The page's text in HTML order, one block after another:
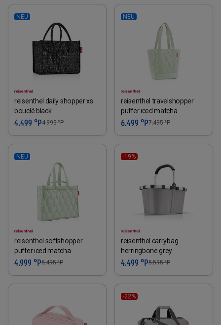
NEU
reisenthel daily shopper xs
bouclé black
4.499 °P4.995°P
NEU
reisenthel travelshopper
puffer iced matcha
6.499 °P7.495°P
NEU
reisenthel softshopper
puffer iced matcha
4.999 °P5.495°P
-19%
reisenthel carrybag
herringbone grey
4.499 °P5.595°P
-22%